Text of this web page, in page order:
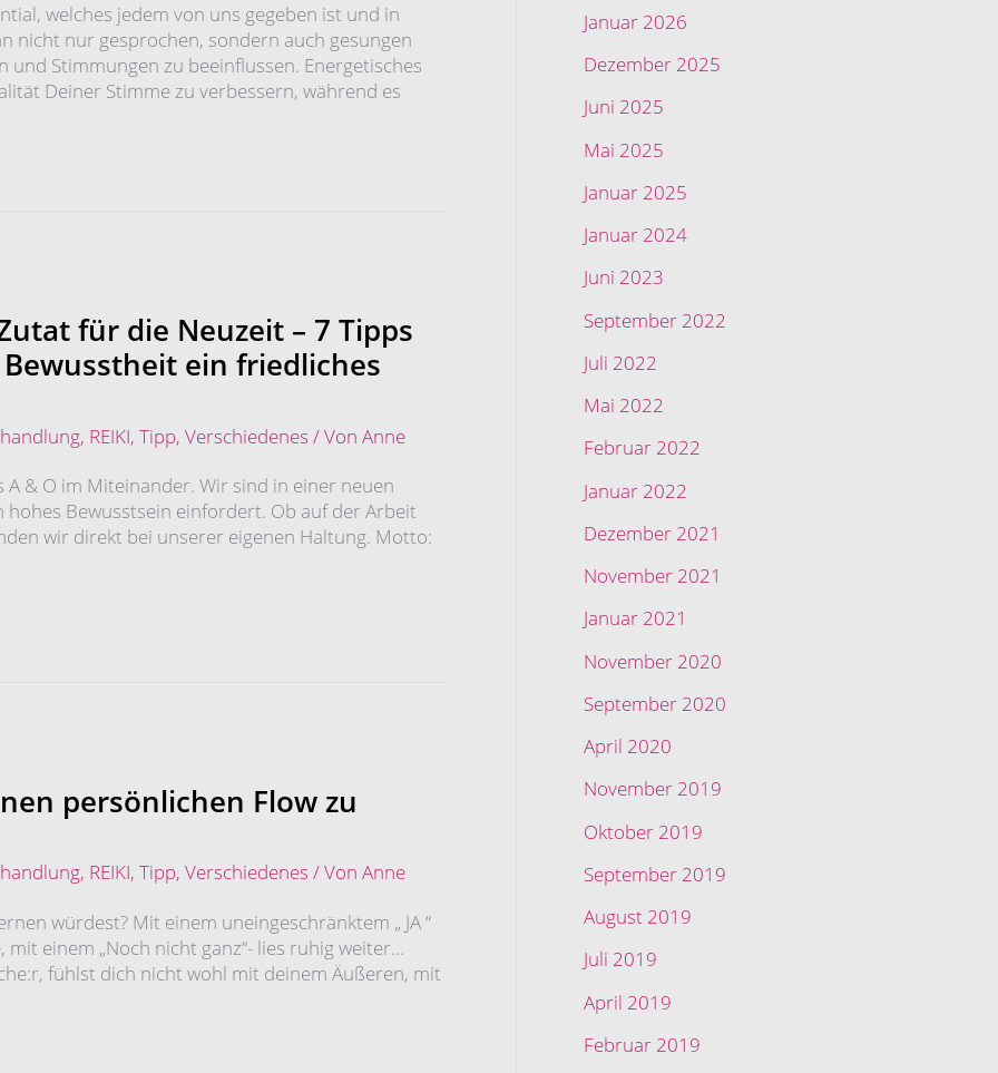
welches jedem von uns gegeben ist und in
nicht nur gesprochen, sondern auch gesungen
Stimmungen zu beeinflussen. Energetisches
Deiner Stimme zu verbessern, während es
für die Neuzeit – 7 Tipps
ein friedliches
, REIKI, Tipp, Verschiedenes / Von Anne
& O im Miteinander. Wir sind in einer neuen
Bewusstsein einfordert. Ob auf der Arbeit
wir direkt bei unserer eigenen Haltung. Motto:
persönlichen Flow zu
, REIKI, Tipp, Verschiedenes / Von Anne
würdest? Mit einem uneingeschränktem „ JA “
einem „Noch nicht ganz“- lies ruhig weiter…
fühlst dich nicht wohl mit deinem Äußeren, mit
Januar 2026
Dezember 2025
Juni 2025
Mai 2025
Januar 2025
Januar 2024
Juni 2023
September 2022
Juli 2022
Mai 2022
Februar 2022
Januar 2022
Dezember 2021
November 2021
Januar 2021
November 2020
September 2020
April 2020
November 2019
Oktober 2019
September 2019
August 2019
Juli 2019
April 2019
Februar 2019